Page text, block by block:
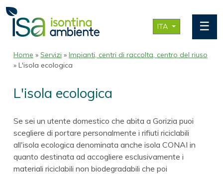
ITA ☰
Home » Servizi » Impianti, centri di raccolta, centro del riuso
» L'isola ecologica
L'isola ecologica
Se sei un utente domestico che abita a Gorizia puoi
scegliere di portare personalmente i rifiuti riciclabili
all'isola ecologica denominata anche isola CONAI in
quanto destinata ad accogliere esclusivamente i
materiali riciclabili non biodegradabili che poi